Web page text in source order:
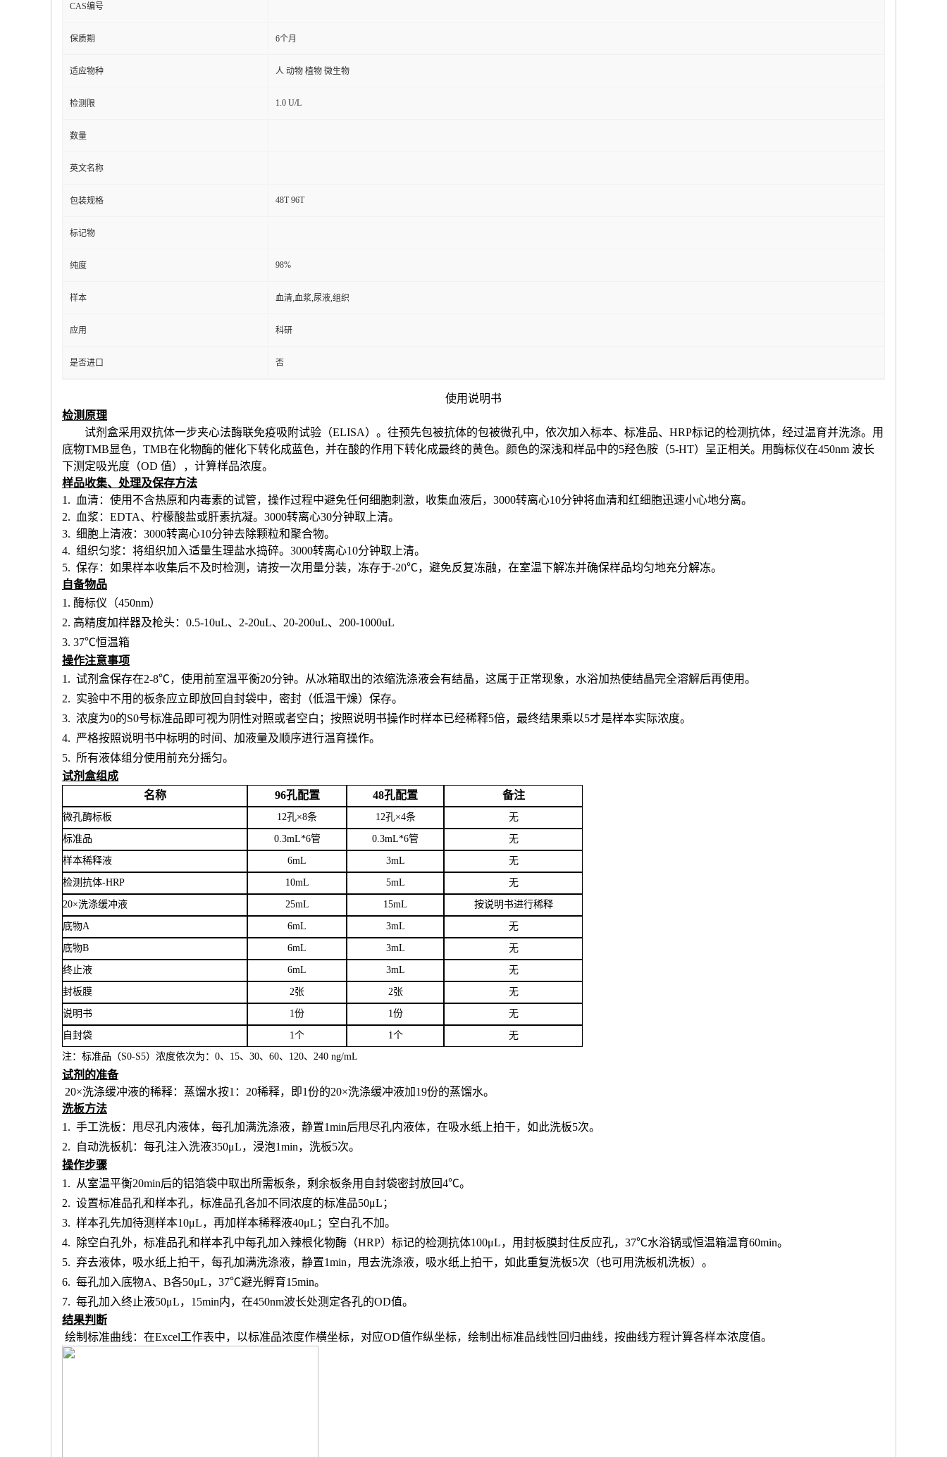
CAS编号
保质期 6个月
适应物种 人 动物 植物 微生物
检测限 1.0 U/L
数量
英文名称
包装规格 48T 96T
标记物
纯度 98%
样本 血清,血浆,尿液,组织
应用 科研
是否进口 否
使用说明书
检测原理
试剂盒采用双抗体一步夹心法酶联免疫吸附试验（ELISA）。往预先包被抗体的包被微孔中，依次加入标本、标准品、HRP标记的检测抗体，经过温育并洗涤。用
底物TMB显色，TMB在化物酶的催化下转化成蓝色，并在酸的作用下转化成最终的黄色。颜色的深浅和样品中的5羟色胺（5-HT） 呈正相关。用酶标仪在450nm 波长
下测定吸光度（OD 值），计算样品浓度。
样品收集、处理及保存方法
1. 血清：使用不含热原和内毒素的试管，操作过程中避免任何细胞刺激，收集血液后，3000转离心10分钟将血清和红细胞迅速小心地分离。
2. 血浆：EDTA、柠檬酸盐或肝素抗凝。3000转离心30分钟取上清。
3. 细胞上清液：3000转离心10分钟去除颗粒和聚合物。
4. 组织匀浆：将组织加入适量生理盐水捣碎。3000转离心10分钟取上清。
5. 保存：如果样本收集后不及时检测，请按一次用量分装，冻存于-20℃，避免反复冻融，在室温下解冻并确保样品均匀地充分解冻。
自备物品
1. 酶标仪（450nm）
2. 高精度加样器及枪头： 0.5-10uL、2-20uL、20-200uL、200-1000uL
3. 37℃恒温箱
操作注意事项
1. 试剂盒保存在2-8℃，使用前室温平衡20分钟。从冰箱取出的浓缩洗涤液会有结晶，这属于正常现象，水浴加热使结晶完全溶解后再使用。
2. 实验中不用的板条应立即放回自封袋中，密封（低温干燥）保存。
3. 浓度为0的S0号标准品即可视为阴性对照或者空白；按照说明书操作时样本已经稀释5倍，最终结果乘以5才是样本实际浓度。
4. 严格按照说明书中标明的时间、加液量及顺序进行温育操作。
5. 所有液体组分使用前充分摇匀。
试剂盒组成
名称
96孔配置 48孔配置 备注
微孔酶标板 12孔×8条 12孔×4条 无
标准品 0.3mL*6管 0.3mL*6管 无
样本稀释液 6mL 3mL 无
检测抗体-HRP 10mL 5mL 无
20×洗涤缓冲液 25mL 15mL 按说明书进行稀释
底物A 6mL 3mL 无
底物B 6mL 3mL 无
终止液 6mL 3mL 无
封板膜 2张 2张 无
说明书 1份 1份 无
自封袋 1个 1个
无
注：标准品（S0-S5）浓度依次为： 0、15、30、60、120、240 ng/mL
试剂的准备
20×洗涤缓冲液的稀释：蒸馏水按1：20稀释，即1份的20×洗涤缓冲液加19份的蒸馏水。
洗板方法
1. 手工洗板：甩尽孔内液体，每孔加满洗涤液，静置1min后甩尽孔内液体，在吸水纸上拍干，如此洗板5次。
2.
自动洗板机：每孔注入洗液350μL，浸泡1min，洗板5次。
操作步骤
1.
从室温平衡20min后的铝箔袋中取出所需板条，剩余板条用自封袋密封放回4℃。
2. 设置标准品孔和样本孔，标准品孔各加不同浓度的标准品50μL；
3. 样本孔先加待测样本10μL，再加样本稀释液40μL； 空白孔不加。
4.
除空白孔外， 标准品孔和样本孔中每孔加入辣根化物酶（HRP）标记的检测抗体100μL，用封板膜封住反应孔，37℃水浴锅或恒温箱温育60min。
5. 弃去液体，吸水纸上拍干，每孔加满洗涤液，静置1min，甩去洗涤液，吸水纸上拍干，如此重复洗板5次（也可用洗板机洗板）。
6. 每孔加入底物A、B各50μL，37℃避光孵育15min。
7. 每孔加入终止液50μL，15min内，在450nm波长处测定各孔的OD值。
结果判断
绘制标准曲线：在Excel工作表中，以标准品浓度作横坐标，对应OD值作纵坐标，绘制出标准品线性回归曲线，按曲线方程计算各样本浓度值。